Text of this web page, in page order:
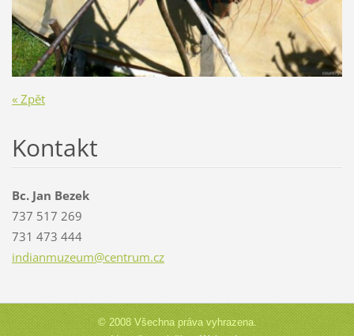
« Zpět
Kontakt
Bc. Jan Bezek
737 517 269
731 473 444
indianmuzeum@centrum.cz
© 2008 Všechna práva vyhrazena.